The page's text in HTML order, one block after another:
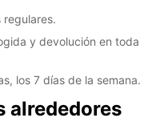
regulares.
y devolución en toda
los 7 días de la semana.
alrededores